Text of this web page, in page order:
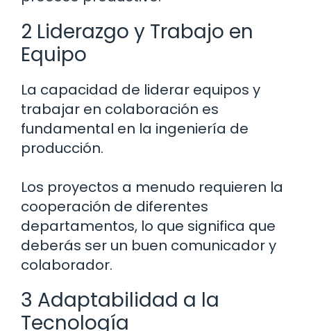
2 Liderazgo y Trabajo en
Equipo
La capacidad de liderar equipos y
trabajar en colaboración es
fundamental en la ingeniería de
producción.
Los proyectos a menudo requieren la
cooperación de diferentes
departamentos, lo que significa que
deberás ser un buen comunicador y
colaborador.
3 Adaptabilidad a la
Tecnología